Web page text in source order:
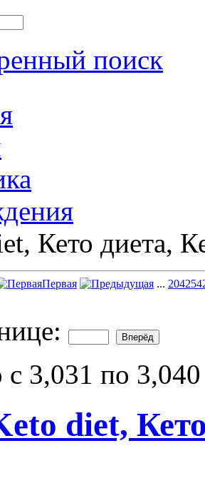
поиск
Кето диета,
Первая ... 204254
с 3,031 по
diet,